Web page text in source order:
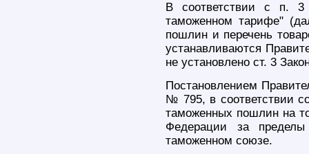
В соответствии с п.
таможенном тарифе"
пошлин и перечень
устанавливаются
не установлено ст. 3
Постановлением
№ 795, в соответствии
таможенных пошлин на
Федерации за
таможенном союзе.